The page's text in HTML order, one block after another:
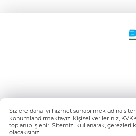
Sizlere daha iyi hizmet sunabilmek adına
konumlandırmaktayız. Kişisel verileriniz,
toplanıp işlenir. Sitemizi kullanarak, çerezleri
olacaksınız.